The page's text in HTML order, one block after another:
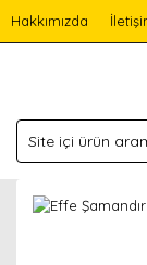
Hakkımızda